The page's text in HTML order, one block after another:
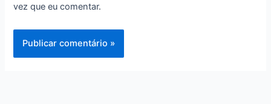
vez que eu comentar.